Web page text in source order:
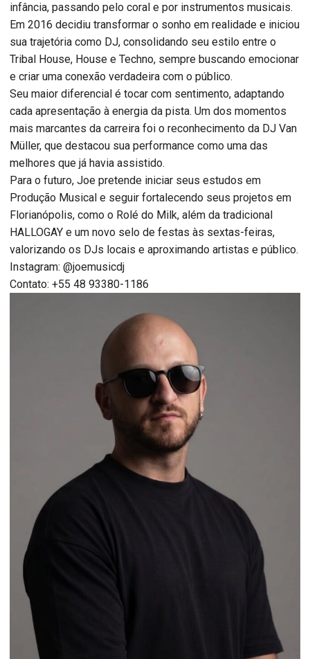
infância, passando pelo coral e por instrumentos musicais.
Em 2016 decidiu transformar o sonho em realidade e iniciou
sua trajetória como DJ, consolidando seu estilo entre o
Tribal House, House e Techno, sempre buscando emocionar
e criar uma conexão verdadeira com o público.
Seu maior diferencial é tocar com sentimento, adaptando
cada apresentação à energia da pista. Um dos momentos
mais marcantes da carreira foi o reconhecimento da DJ Van
Müller, que destacou sua performance como uma das
melhores que já havia assistido.
Para o futuro, Joe pretende iniciar seus estudos em
Produção Musical e seguir fortalecendo seus projetos em
Florianópolis, como o Rolé do Milk, além da tradicional
HALLOGAY e um novo selo de festas às sextas-feiras,
valorizando os DJs locais e aproximando artistas e público.
Instagram: @joemusicdj
Contato: +55 48 93380-1186